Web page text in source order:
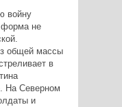
войну
не
общей массы
в
На Северном
и